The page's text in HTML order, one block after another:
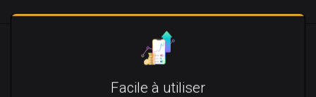
Facile à utiliser